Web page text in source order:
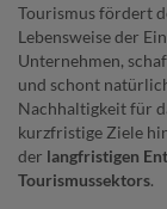
Tourismus fördert
Lebensweise der
Unternehmen,
und schont
Nachhaltigkeit für
kurzfristige Ziele
der langfristigen
Tourismussektors.